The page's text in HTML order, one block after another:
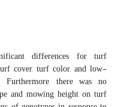
differences for turf
cover, turf color, and low-
Furthermore, there was no
and mowing height on turf